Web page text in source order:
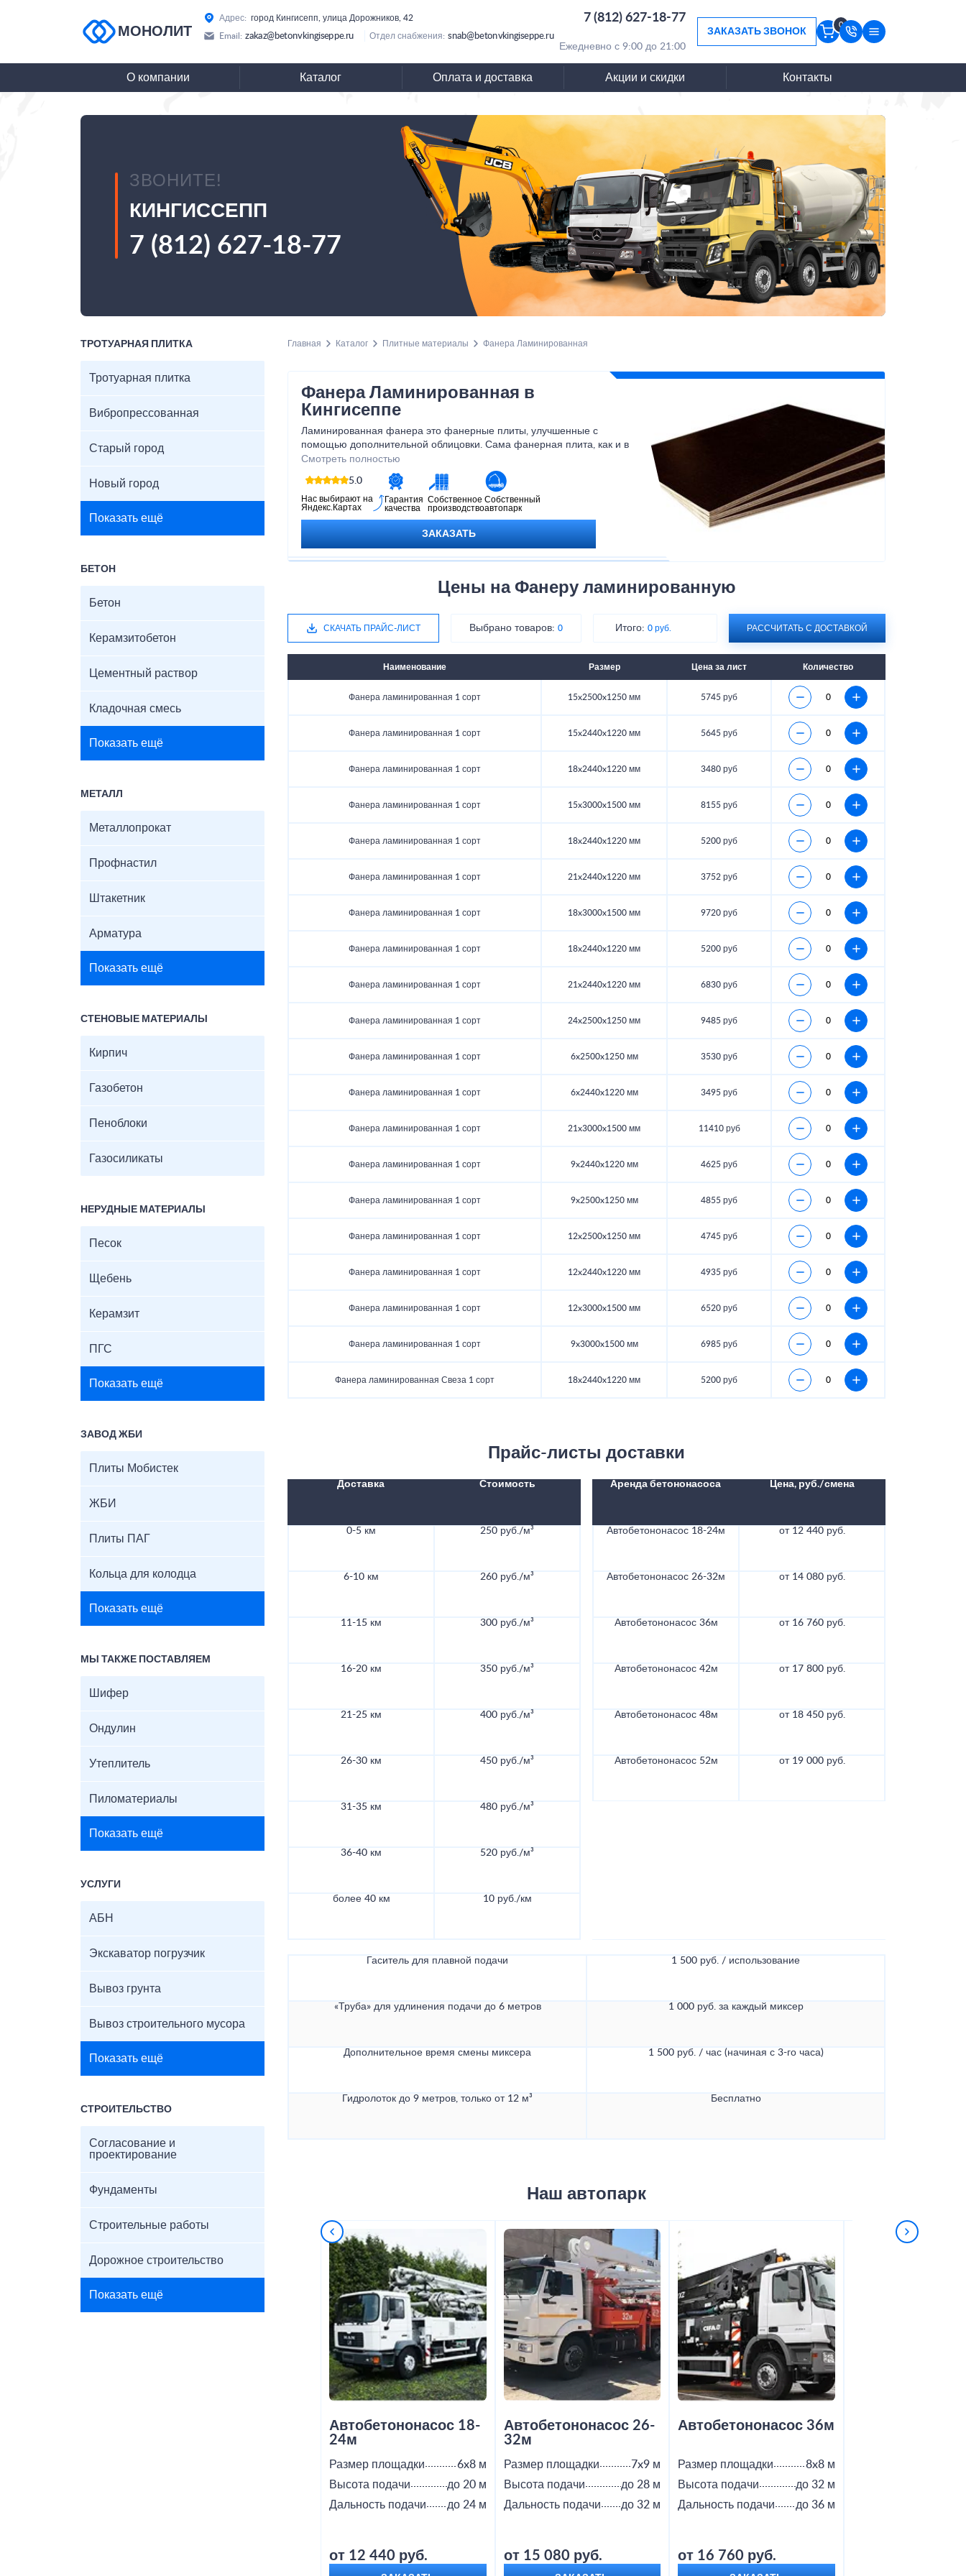
МОНОЛИТ
Адрес: город Кингисепп, улица Дорожников, 42 7 (812) 627-18-77
Email: zakaz@betonvkingiseppe.ru Отдел снабжения: snab@betonvkingiseppe.ru
Ежедневно с 9:00 до 21:00
ЗАКАЗАТЬ ЗВОНОК
0
О компании Каталог Оплата и доставка Акции и скидки Контакты
ЗВОНИТЕ!
КИНГИССЕПП
7 (812) 627-18-77
ТРОТУАРНАЯ ПЛИТКА
Тротуарная плитка
Вибропрессованная
Старый город
Новый город
Показать ещё
БЕТОН
Бетон
Керамзитобетон
Цементный раствор
Кладочная смесь
Показать ещё
МЕТАЛЛ
Металлопрокат
Профнастил
Штакетник
Арматура
Показать ещё
СТЕНОВЫЕ МАТЕРИАЛЫ
Кирпич
Газобетон
Пеноблоки
Газосиликаты
НЕРУДНЫЕ МАТЕРИАЛЫ
Песок
Щебень
Керамзит
ПГС
Показать ещё
ЗАВОД ЖБИ
Плиты Мобистек
ЖБИ
Плиты ПАГ
Кольца для колодца
Показать ещё
МЫ ТАКЖЕ ПОСТАВЛЯЕМ
Шифер
Ондулин
Утеплитель
Пиломатериалы
Показать ещё
УСЛУГИ
АБН
Экскаватор погрузчик
Вывоз грунта
Вывоз строительного мусора
Показать ещё
СТРОИТЕЛЬСТВО
Согласование и
проектирование
Фундаменты
Строительные работы
Дорожное строительство
Показать ещё
Главная Каталог Плитные материалы Фанера Ламинированная
Фанера Ламинированная в
Кингисеппе
Ламинированная фанера это фанерные плиты, улучшенные с
помощью дополнительной облицовки. Сама фанерная плита, как и в
стандартном виде состоит из прессованного с помощью клея
древесного шпона, но снаружи он покрывается защитной оболочкой.
Смотреть полностью
5.0
Нас выбирают на
Яндекс.Картах
Гарантия
качества
Собственное
производство
Собственный
автопарк
ЗАКАЗАТЬ
Цены на Фанеру ламинированную
СКАЧАТЬ ПРАЙС-ЛИСТ Выбрано товаров: 0 Итого:0 руб. РАССЧИТАТЬ С ДОСТАВКОЙ
Наименование Размер Цена за лист Количество
Фанера ламинированная 1 сорт 15x2500x1250 мм 5745 руб
Фанера ламинированная 1 сорт 15x2440x1220 мм 5645 руб
Фанера ламинированная 1 сорт 18x2440x1220 мм 3480 руб
Фанера ламинированная 1 сорт 15x3000x1500 мм 8155 руб
Фанера ламинированная 1 сорт 18x2440x1220 мм 5200 руб
Фанера ламинированная 1 сорт 21x2440x1220 мм 3752 руб
Фанера ламинированная 1 сорт 18x3000x1500 мм 9720 руб
Фанера ламинированная 1 сорт 18x2440x1220 мм 5200 руб
Фанера ламинированная 1 сорт 21x2440x1220 мм 6830 руб
Фанера ламинированная 1 сорт 24x2500x1250 мм 9485 руб
Фанера ламинированная 1 сорт 6x2500x1250 мм 3530 руб
Фанера ламинированная 1 сорт 6x2440x1220 мм 3495 руб
Фанера ламинированная 1 сорт 21x3000x1500 мм 11410 руб
Фанера ламинированная 1 сорт 9x2440x1220 мм 4625 руб
Фанера ламинированная 1 сорт 9x2500x1250 мм 4855 руб
Фанера ламинированная 1 сорт 12x2500x1250 мм 4745 руб
Фанера ламинированная 1 сорт 12x2440x1220 мм 4935 руб
Фанера ламинированная 1 сорт 12x3000x1500 мм 6520 руб
Фанера ламинированная 1 сорт 9x3000x1500 мм 6985 руб
Фанера ламинированная Свеза 1 сорт 18x2440x1220 мм 5200 руб
Прайс-листы доставки
Доставка Стоимость
0-5 км 250 руб./м³
6-10 км 260 руб./м³
11-15 км 300 руб./м³
16-20 км 350 руб./м³
21-25 км 400 руб./м³
26-30 км 450 руб./м³
31-35 км 480 руб./м³
36-40 км 520 руб./м³
более 40 км 10 руб./км
Аренда бетононасоса Цена, руб./смена
Автобетононасос 18-24м от 12 440 руб.
Автобетононасос 26-32м от 14 080 руб.
Автобетононасос 36м от 16 760 руб.
Автобетононасос 42м от 17 800 руб.
Автобетононасос 48м от 18 450 руб.
Автобетононасос 52м от 19 000 руб.
Гаситель для плавной подачи 1 500 руб. / использование
«Труба» для удлинения подачи до 6 метров 1 000 руб. за каждый миксер
Дополнительное время смены миксера 1 500 руб. / час (начиная с 3-го часа)
Гидролоток до 9 метров, только от 12 м³ Бесплатно
Наш автопарк
Автобетононасос 18-
24м
Размер площадки
6x8 м
Высота подачи
до 20 м
Дальность подачи
до 24 м
от 12 440 руб.
Автобетононасос 26-
32м
Размер площадки
7x9 м
Высота подачи
до 28 м
Дальность подачи
до 32 м
от 15 080 руб.
Автобетононасос 36м
Размер площадки
8x8 м
Высота подачи
до 32 м
Дальность подачи
до 36 м
от 16 760 руб.